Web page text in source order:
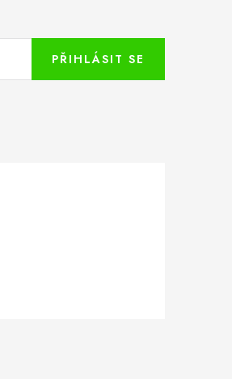
PŘIHLÁSIT SE